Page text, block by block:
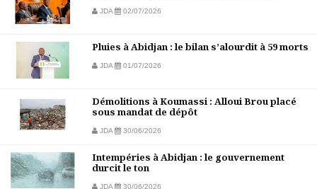
JDA 02/07/2026
Pluies à Abidjan : le bilan s’alourdit à 59 morts
JDA 01/07/2026
Démolitions à Koumassi : Alloui Brou placé
sous mandat de dépôt
JDA 30/06/2026
Intempéries à Abidjan : le gouvernement
durcit le ton
JDA 30/06/2026